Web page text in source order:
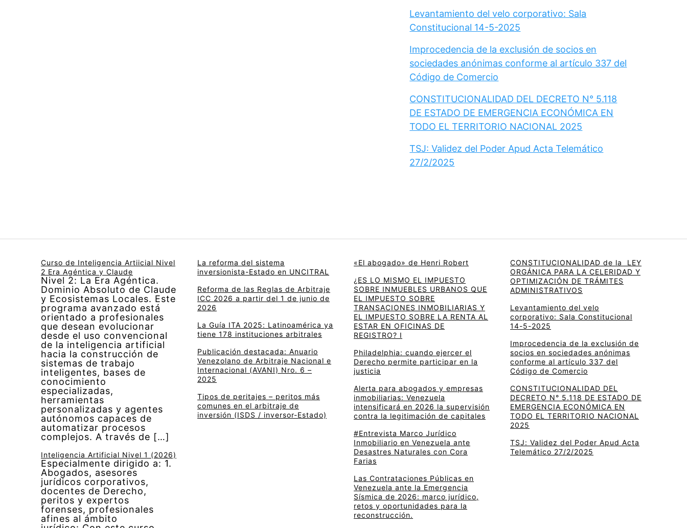
Levantamiento del velo corporativo: Sala
Constitucional 14-5-2025
Improcedencia de la exclusión de socios en
sociedades anónimas conforme al artículo 337 del
Código de Comercio
CONSTITUCIONALIDAD DEL DECRETO N° 5.118
DE ESTADO DE EMERGENCIA ECONÓMICA EN
TODO EL TERRITORIO NACIONAL 2025
TSJ: Validez del Poder Apud Acta Telemático
27/2/2025
Curso de Inteligencia Artiicial Nivel
2 Era Agéntica y Claude
Nivel 2: La Era Agéntica.
Dominio Absoluto de Claude
y Ecosistemas Locales. Este
programa avanzado está
orientado a profesionales
que desean evolucionar
desde el uso convencional
de la inteligencia artificial
hacia la construcción de
sistemas de trabajo
inteligentes, bases de
conocimiento
especializadas,
herramientas
personalizadas y agentes
autónomos capaces de
automatizar procesos
complejos. A través de […]
Inteligencia Artificial Nivel 1 (2026)
Especialmente dirigido a: 1.
Abogados, asesores
jurídicos corporativos,
docentes de Derecho,
peritos y expertos
forenses, profesionales
afines al ámbito
La reforma del sistema
inversionista-Estado en UNCITRAL
Reforma de las Reglas de Arbitraje
ICC 2026 a partir del 1 de junio de
2026
La Guía ITA 2025: Latinoamérica ya
tiene 178 instituciones arbitrales
Publicación destacada: Anuario
Venezolano de Arbitraje Nacional e
Internacional (AVANI) Nro. 6 –
2025
Tipos de peritajes – peritos más
comunes en el arbitraje de
inversión (ISDS / inversor-Estado)
«El abogado» de Henri Robert
¿ES LO MISMO EL IMPUESTO
SOBRE INMUEBLES URBANOS QUE
EL IMPUESTO SOBRE
TRANSACIONES INMOBILIARIAS Y
EL IMPUESTO SOBRE LA RENTA AL
ESTAR EN OFICINAS DE
REGISTRO? I
Philadelphia: cuando ejercer el
Derecho permite participar en la
justicia
Alerta para abogados y empresas
inmobiliarias: Venezuela
intensificará en 2026 la supervisión
contra la legitimación de capitales
#Entrevista Marco Jurídico
Inmobiliario en Venezuela ante
Desastres Naturales con Cora
Farias
Las Contrataciones Públicas en
Venezuela ante la Emergencia
Sísmica de 2026: marco jurídico,
retos y oportunidades para la
reconstrucción.
CONSTITUCIONALIDAD de la LEY
ORGÁNICA PARA LA CELERIDAD Y
OPTIMIZACIÓN DE TRÁMITES
ADMINISTRATIVOS
Levantamiento del velo
corporativo: Sala Constitucional
14-5-2025
Improcedencia de la exclusión de
socios en sociedades anónimas
conforme al artículo 337 del
Código de Comercio
CONSTITUCIONALIDAD DEL
DECRETO N° 5.118 DE ESTADO DE
EMERGENCIA ECONÓMICA EN
TODO EL TERRITORIO NACIONAL
2025
TSJ: Validez del Poder Apud Acta
Telemático 27/2/2025